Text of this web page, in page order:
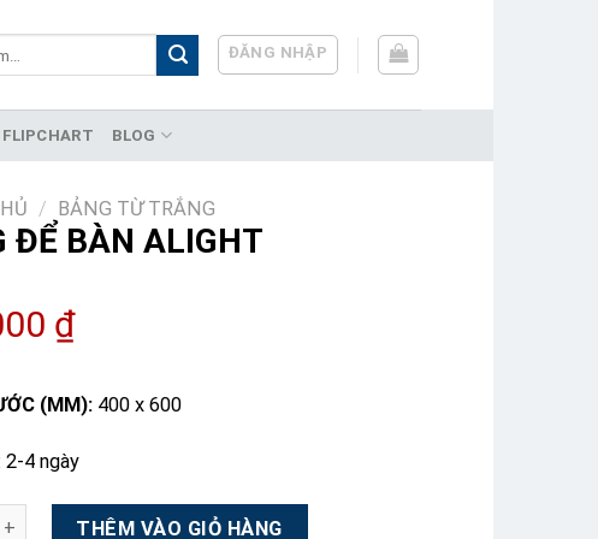
ĐĂNG NHẬP
BLOG
/ BẢNG TỪ TRẮNG
ĐỂ BÀN ALIGHT
₫
(MM): 400 x 600
2-4 ngày
Alight số lượng
THÊM VÀO GIỎ HÀNG